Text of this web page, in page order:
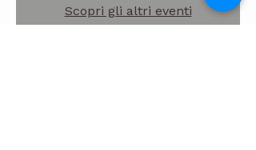
Scopri gli altri eventi